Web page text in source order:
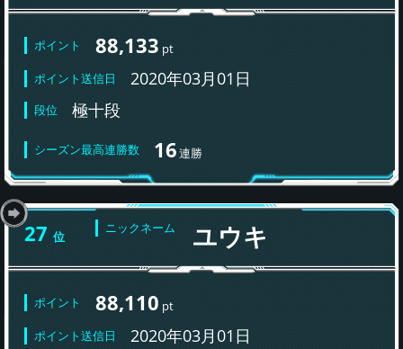
ポイント 88,133 pt
ポイント送信日
2020年03月01日
段位 極十段
シーズン最高連勝数 16連勝
27 位
ニックネーム ユウキ
ポイント 88,110 pt
ポイント送信日
2020年03月01日